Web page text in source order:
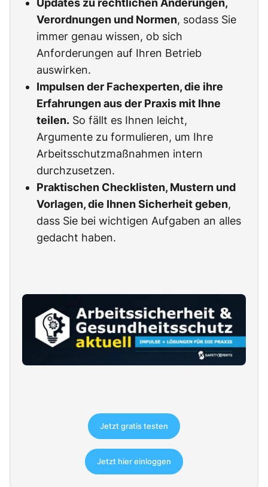
Verordnungen und Normen, sodass Sie
immer genau wissen, ob sich
Anforderungen auf Ihren Betrieb
auswirken.
Impulsen der Fachexperten, die ihre
Erfahrungen aus der Praxis mit Ihne
teilen. So fällt es Ihnen leicht,
Argumente zu formulieren, um Ihre
Arbeitsschutzmaßnahmen intern
durchzusetzen.
Praktischen Checklisten, Mustern und
Vorlagen, die Ihnen Sicherheit geben,
dass Sie bei wichtigen Aufgaben an alles
gedacht haben.
Jetzt gratis testen
Jetzt hier einloggen